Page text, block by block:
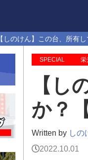
【しのけん】この台、所有
SPECIAL 栄
【し
か？
Written by しの
2022.10.01